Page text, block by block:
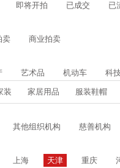
即将开拍 已成交 已
卖 商业拍卖
艺术品 机动车 科
装 家居用品 服装鞋帽
其他组织机构 慈善机构
上海 天津 重庆